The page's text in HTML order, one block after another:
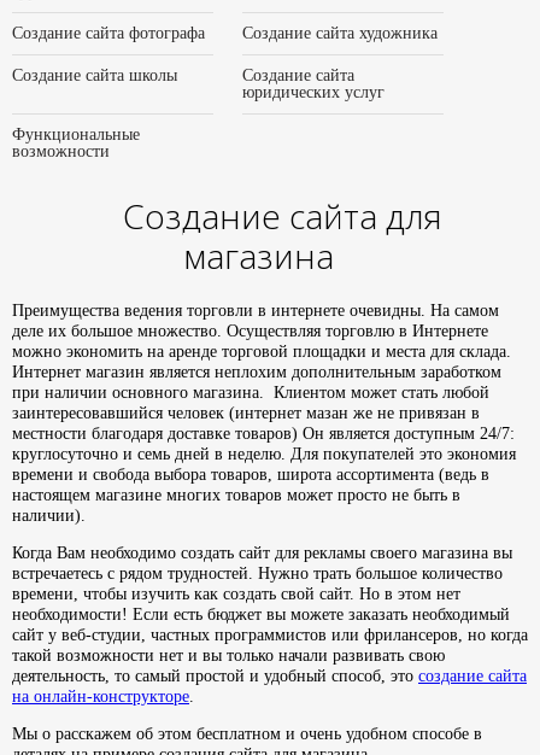
Создание сайта фотографа Создание сайта художника
Создание сайта школы
Создание сайта
юридических услуг
Функциональные
возможности
Создание сайта для
магазина
Преимущества ведения торговли в интернете очевидны. На самом
деле их большое множество. Осуществляя торговлю в Интернете
можно экономить на аренде торговой площадки и места для склада.
Интернет магазин является неплохим дополнительным заработком
при наличии основного магазина. Клиентом может стать любой
заинтересовавшийся человек (интернет мазан же не привязан в
местности благодаря доставке товаров) Он является доступным 24/7:
круглосуточно и семь дней в неделю. Для покупателей это экономия
времени и свобода выбора товаров, широта ассортимента (ведь в
настоящем магазине многих товаров может просто не быть в
наличии).
Когда Вам необходимо создать сайт для рекламы своего магазина вы
встречаетесь с рядом трудностей. Нужно трать большое количество
времени, чтобы изучить как создать свой сайт. Но в этом нет
необходимости! Если есть бюджет вы можете заказать необходимый
сайт у веб-студии, частных программистов или фрилансеров, но когда
такой возможности нет и вы только начали развивать свою
деятельность, то самый простой и удобный способ, это создание сайта
на онлайн-конструкторе.
Мы о расскажем об этом бесплатном и очень удобном способе в